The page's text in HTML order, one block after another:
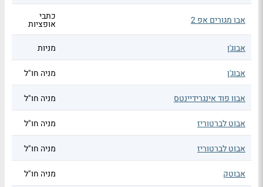
אבו מגורים אפ 2 כתבי
אופציות
אבוג'ן
מניות
אבוג'ן מניה חו"ל
אבוו פוד אינגרידיינטס מניה חו"ל
אבוט לברטוריז מניה חו"ל
אבוט לברטוריז מניה חו"ל
אבוטק מניה חו"ל